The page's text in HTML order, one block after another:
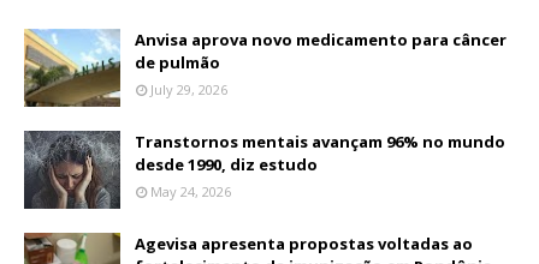
Anvisa aprova novo medicamento para câncer
de pulmão
July 29, 2026
Transtornos mentais avançam 96% no mundo
desde 1990, diz estudo
May 24, 2026
Agevisa apresenta propostas voltadas ao